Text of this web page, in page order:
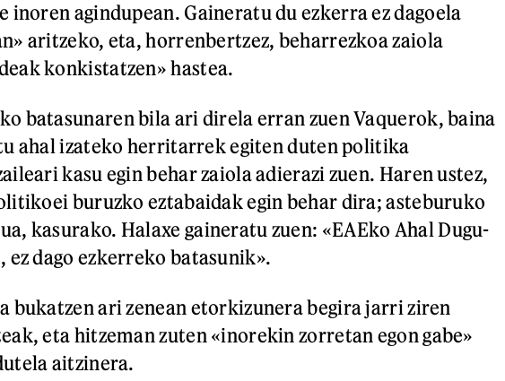
inoren agindupean. Gaineratu du ezkerra ez dagoela
aritzeko, eta, horrenbertzez, beharrezkoa zaiola
konkistatzen» hastea.
batasunaren bila ari direla erran zuen Vaquerok, baina
ahal izateko herritarrek egiten duten politika
kasu egin behar zaiola adierazi zuen. Haren ustez,
buruzko eztabaidak egin behar dira; asteburuko
kasurako. Halaxe gaineratu zuen: «EAEko Ahal Dugu-
ez dago ezkerreko batasunik».
bukatzen ari zenean etorkizunera begira jarri ziren
eta hitzeman zuten «inorekin zorretan egon gabe»
aitzinera.